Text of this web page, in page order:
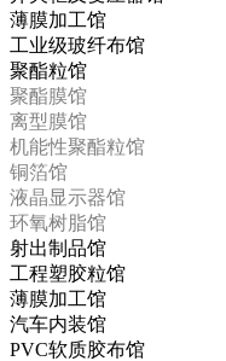
薄膜加工馆
工业级玻纤布馆
聚酯粒馆
聚酯膜馆
离型膜馆
机能性聚酯粒馆
铜箔馆
液晶显示器馆
环氧树脂馆
射出制品馆
工程塑胶粒馆
薄膜加工馆
汽车内装馆
PVC软质胶布馆